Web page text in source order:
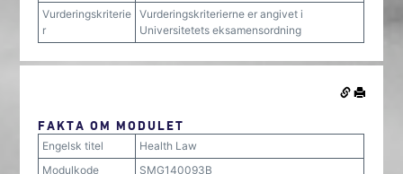
Vurderingskriterie
r
Vurderingskriterierne er angivet i
Universitetets eksamensordning
FAKTA OM MODULET
Engelsk titel
Health Law
Modulkode
SMG140093B